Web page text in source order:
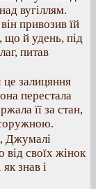
вугіллям.
привозив їй
що й удень, під
питав
залицяння
перестала
її за стан,
Джумалі
від своїх жінок
знав і